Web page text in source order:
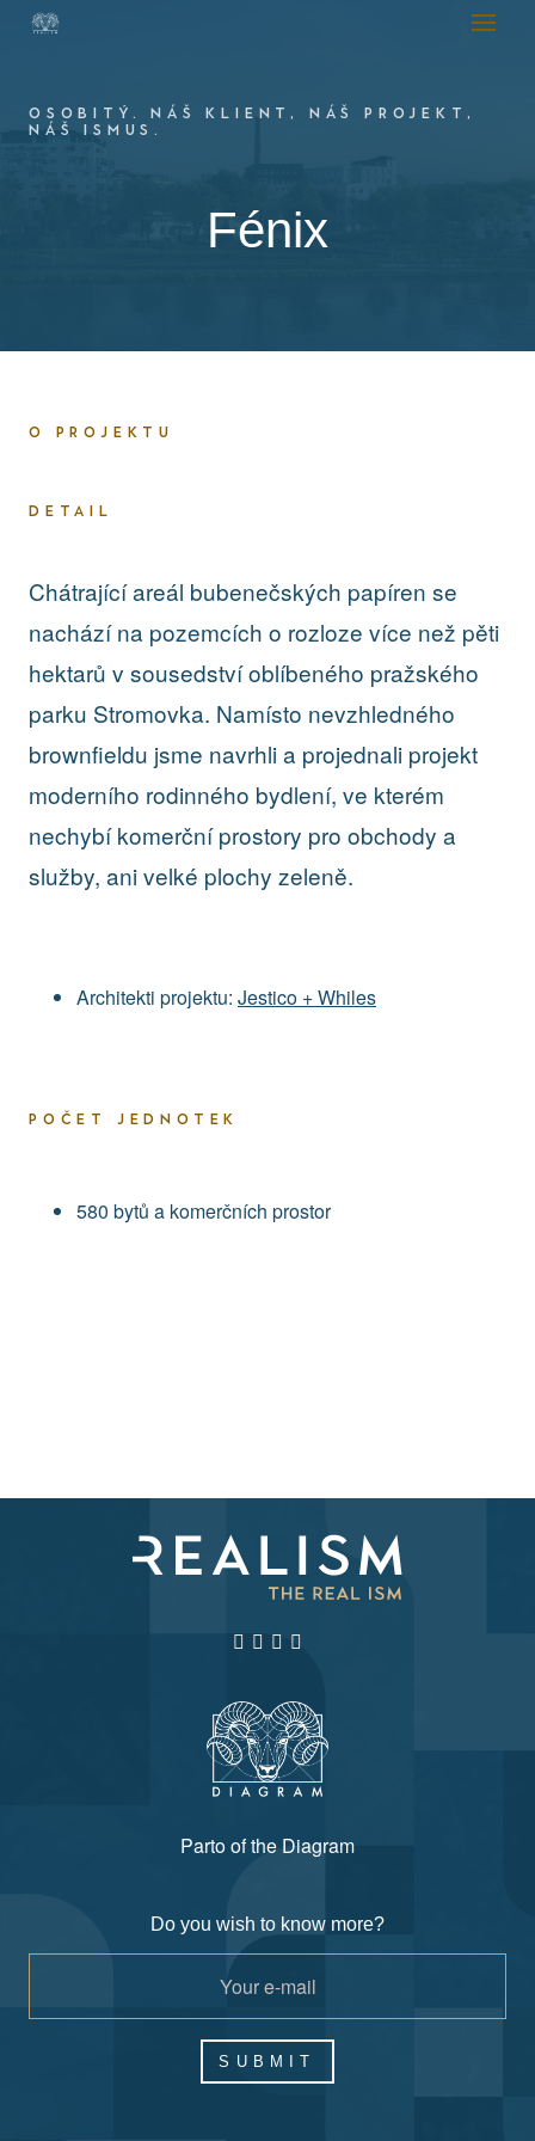
OSOBITÝ. NÁŠ KLIENT, NÁŠ PROJEKT,
NÁŠ ISMUS.
Fénix
O PROJEKTU
DETAIL
Chátrající areál bubenečských papíren se
nachází na pozemcích o rozloze více než pěti
hektarů v sousedství oblíbeného pražského
parku Stromovka. Namísto nevzhledného
brownfieldu jsme navrhli a projednali projekt
moderního rodinného bydlení, ve kterém
nechybí komerční prostory pro obchody a
služby, ani velké plochy zeleně.
Architekti projektu: Jestico + Whiles
POČET JEDNOTEK
580 bytů a komerčních prostor
Parto of the Diagram
Do you wish to know more?
SUBMIT